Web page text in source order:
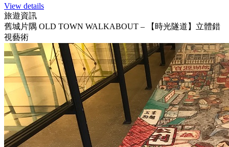
View details
旅遊資訊
舊城片隅 OLD TOWN WALKABOUT – 【時光隧道】立體錯
視藝術